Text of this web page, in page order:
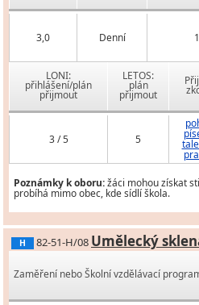
3,0 Denní 1
LONI:
přihlášení/plán
přijmout
LETOS:
plán
přijmout
3 / 5 5
Poznámky k oboru:žáci mohou získat
probíhá mimo obec, kde sídlí škola.
H 82-51-H/08 Umělecký
Zaměření nebo Školní vzdělávací